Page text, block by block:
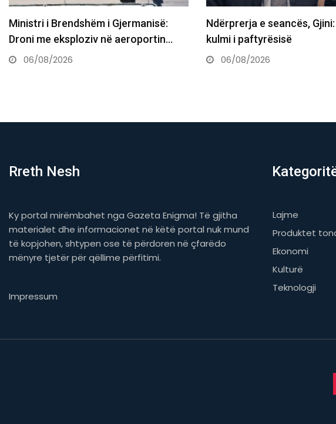
Ministri i Brendshëm i Gjermanisë:
Droni me eksploziv në aeroportin…
06/08/2026
Ndërprerja e seancës,
kulmi i paftyrësisë
06/08/2026
Rreth Nesh
Ky portal mirëmbahet nga Gazeta Enigma! Të gjitha
materialet dhe informacionet në këtë portal nuk mund
të kopjohen, shtypen ose të përdoren në çfarëdo
mënyre tjetër për qëllime përfitimi.
Impressum
Lajme
Produktet
Ekonomi
Kulturë
Teknologji